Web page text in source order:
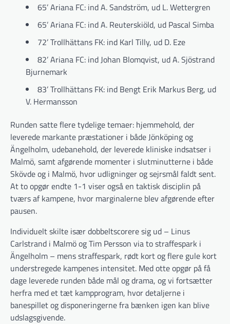
65’ Ariana FC: ind A. Sandström, ud L. Wettergren
65’ Ariana FC: ind A. Reuterskiöld, ud Pascal Simba
72’ Trollhättans FK: ind Karl Tilly, ud D. Eze
82’ Ariana FC: ind Johan Blomqvist, ud A. Sjöstrand
Bjurnemark
83’ Trollhättans FK: ind Bengt Erik Markus Berg, ud
V. Hermansson
Runden satte flere tydelige temaer: hjemmehold, der
leverede markante præstationer i både Jönköping og
Ängelholm, udebanehold, der leverede kliniske indsatser i
Malmö, samt afgørende momenter i slutminutterne i både
Skövde og i Malmö, hvor udligninger og sejrsmål faldt sent.
At to opgør endte 1-1 viser også en taktisk disciplin på
tværs af kampene, hvor marginalerne blev afgørende efter
pausen.
Individuelt skilte især dobbeltscorere sig ud – Linus
Carlstrand i Malmö og Tim Persson via to straffespark i
Ängelholm – mens straffespark, rødt kort og flere gule kort
understregede kampenes intensitet. Med otte opgør på få
dage leverede runden både mål og drama, og vi fortsætter
herfra med et tæt kampprogram, hvor detaljerne i
banespillet og disponeringerne fra bænken igen kan blive
udslagsgivende.